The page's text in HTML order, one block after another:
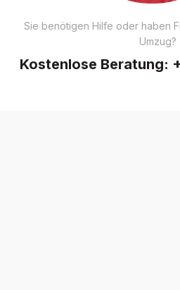
Sie benötigen Hilfe oder haben
Umzug?
Kostenlose Beratung: